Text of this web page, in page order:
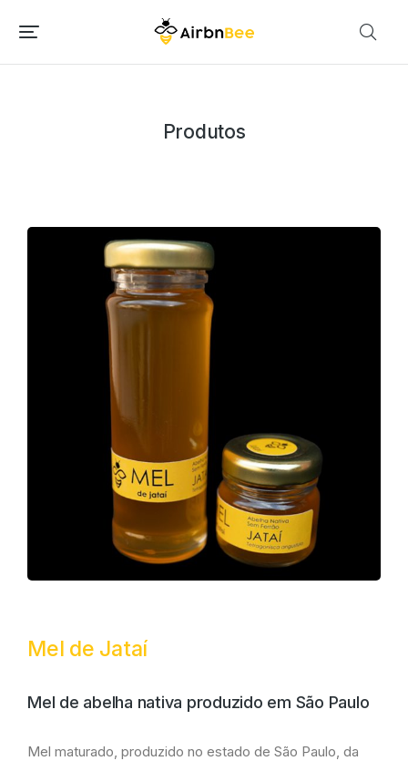
Produtos
Mel de Jataí
Mel de abelha nativa produzido em São Paulo
Mel maturado, produzido no estado de São Paulo, da